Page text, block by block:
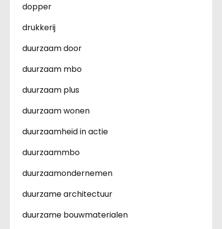
dopper
drukkerij
duurzaam door
duurzaam mbo
duurzaam plus
duurzaam wonen
duurzaamheid in actie
duurzaammbo
duurzaamondernemen
duurzame architectuur
duurzame bouwmaterialen